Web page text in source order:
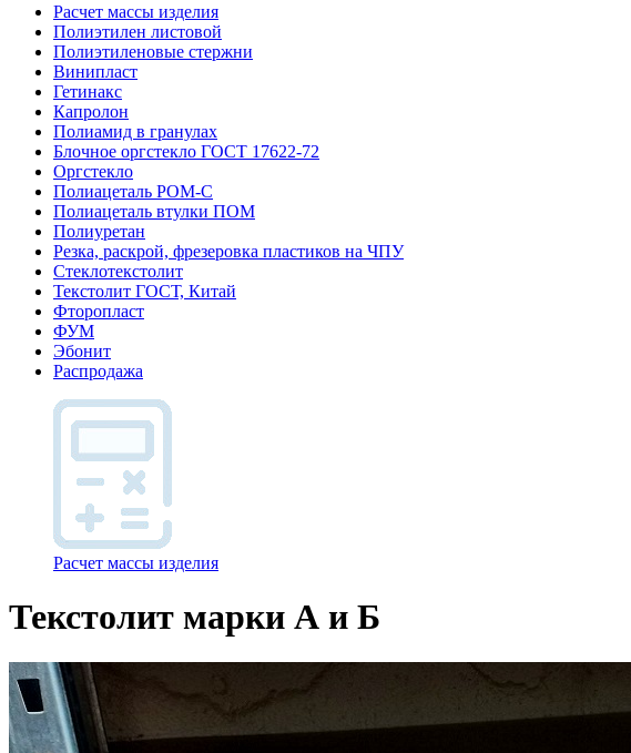
Расчет массы изделия
Полиэтилен листовой
Полиэтиленовые стержни
Винипласт
Гетинакс
Капролон
Полиамид в гранулах
Блочное оргстекло ГОСТ 17622-72
Оргстекло
Полиацеталь POM-C
Полиацеталь втулки ПОМ
Полиуретан
Резка, раскрой, фрезеровка пластиков на ЧПУ
Стеклотекстолит
Текстолит ГОСТ, Китай
Фторопласт
ФУМ
Эбонит
Распродажа
Расчет массы изделия
Текстолит марки А и Б